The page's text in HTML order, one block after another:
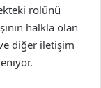
rolünü
halkla olan
diğer iletişim